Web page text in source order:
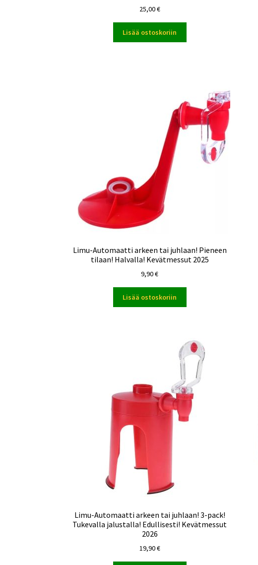
25,00€
Lisää ostoskoriin
Limu-Automaatti arkeen tai juhlaan! Pieneen
tilaan! Halvalla! Kevätmessut 2025
9,90€
Lisää ostoskoriin
Limu-Automaatti arkeen tai juhlaan! 3-pack!
Tukevalla jalustalla! Edullisesti! Kevätmessut
2026
19,90€